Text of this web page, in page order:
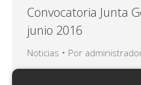
Convocatoria Junta
junio 2016
Noticias Por
Convocatoria Junta